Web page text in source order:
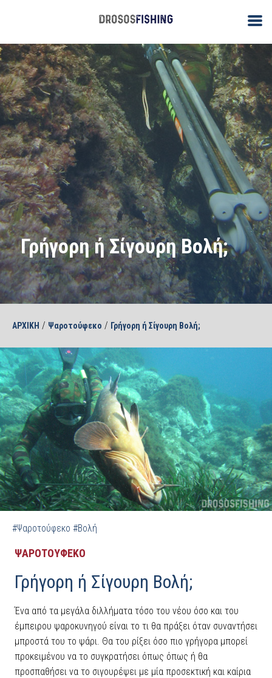
Γρήγορη ή Σίγουρη Βολή;
ΑΡΧΙΚΗ / Ψαροτούφεκο / Γρήγορη ή Σίγουρη Βολή;
#Ψαροτούφεκο #Βολή
ΨΑΡΟΤΟΥΦΕΚΟ
Γρήγορη ή Σίγουρη Βολή;
Ένα από τα μεγάλα διλλήματα τόσο του νέου όσο και του
έμπειρου ψαροκυνηγού είναι το τι θα πράξει όταν συναντήσει
μπροστά του το ψάρι. Θα του ρίξει όσο πιο γρήγορα μπορεί
προκειμένου να το συγκρατήσει όπως όπως ή θα
προσπαθήσει να το σιγουρέψει με μία προσεκτική και καίρια